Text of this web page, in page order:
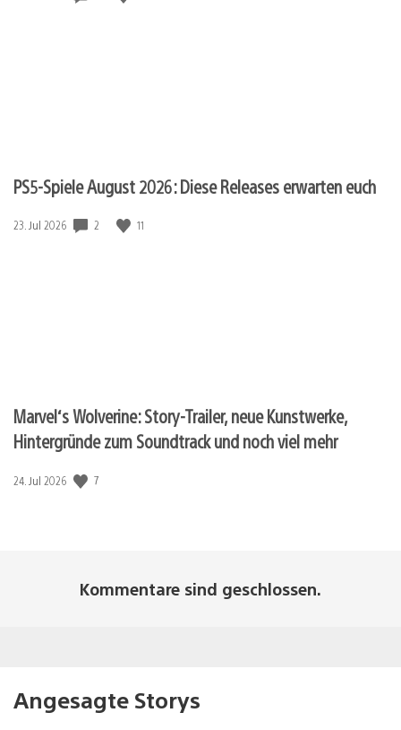
PS5-Spiele August 2026: Diese Releases erwarten euch
Veröffentlichungsdatum:
23. Jul 2026 2 11
Marvel‘s Wolverine: Story-Trailer, neue Kunstwerke,
Hintergründe zum Soundtrack und noch viel mehr
Veröffentlichungsdatum:
24. Jul 2026 7
Kommentare sind geschlossen.
Angesagte Storys